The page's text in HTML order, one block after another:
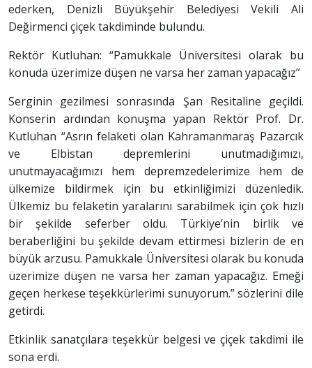
ederken, Denizli Büyükşehir Belediyesi Vekili Ali
Değirmenci çiçek takdiminde bulundu.
Rektör Kutluhan: “Pamukkale Üniversitesi olarak bu
konuda üzerimize düşen ne varsa her zaman yapacağız”
Serginin gezilmesi sonrasında Şan Resitaline geçildi.
Konserin ardından konuşma yapan Rektör Prof. Dr.
Kutluhan “Asrın felaketi olan Kahramanmaraş Pazarcık
ve Elbistan depremlerini unutmadığımızı,
unutmayacağımızı hem depremzedelerimize hem de
ülkemize bildirmek için bu etkinliğimizi düzenledik.
Ülkemiz bu felaketin yaralarını sarabilmek için çok hızlı
bir şekilde seferber oldu. Türkiye’nin birlik ve
beraberliğini bu şekilde devam ettirmesi bizlerin de en
büyük arzusu. Pamukkale Üniversitesi olarak bu konuda
üzerimize düşen ne varsa her zaman yapacağız. Emeği
geçen herkese teşekkürlerimi sunuyorum.” sözlerini dile
getirdi.
Etkinlik sanatçılara teşekkür belgesi ve çiçek takdimi ile
sona erdi.